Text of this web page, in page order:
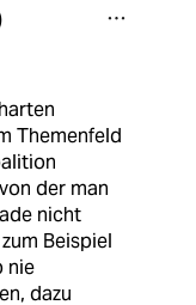
Themenfeld
der man
nicht
Beispiel
nie
dazu